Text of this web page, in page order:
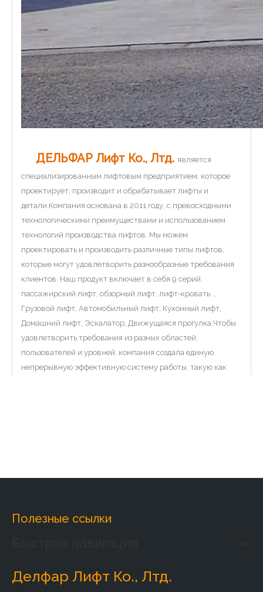
ДЕЛЬФАР Лифт Ко., Лтд. является
специализированным лифтовым предприятием, которое
проектирует, производит и обрабатывает лифты и
детали.Компания основана в 2011 году, с превосходными
технологическими преимуществами и использованием
технологий производства лифтов. Мы можем
проектировать и производить различные типы лифтов,
которые могут удовлетворить разнообразные требования
клиентов. Наш продукт включает в себя 9 серий:
пассажирский лифт, обзорный лифт, лифт-кровать. ,
Грузовой лифт, Автомобильный лифт, Кухонный лифт,
Домашний лифт, Эскалатор, Движущаяся прогулка.Чтобы
удовлетворить требования из разных областей,
пользователей и уровней, компания создала единую
непрерывную эффективную систему работы, такую ​​как
Полезные ссылки
Делфар Лифт Ко., Лтд.